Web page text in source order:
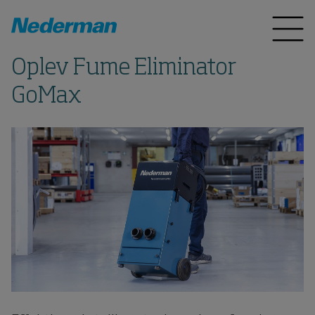
Oplev Fume Eliminator
GoMax